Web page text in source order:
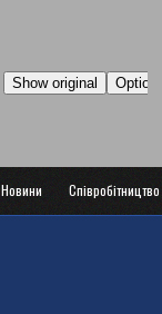
Новини Співробітництво